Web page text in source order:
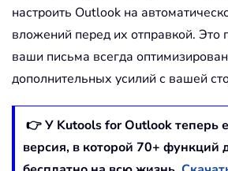
настроить Outlook на
вложений перед их отправкой. Это
ваши письма всегда
дополнительных усилий с вашей
👉 У Kutools for Outlook теперь
версия, в которой 70+ функций